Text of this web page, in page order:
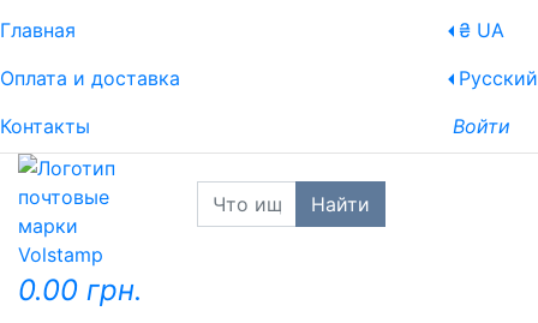
Главная
Оплата и доставка
Контакты
₴ UA
Русский
Войти
Найти
0.00 грн.